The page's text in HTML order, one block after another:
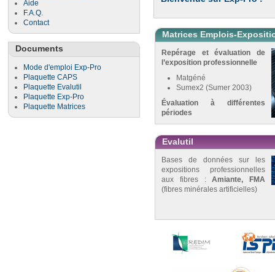
Aide
F.A.Q.
Contact
Documents
Mode d'emploi Exp-Pro
Plaquette CAPS
Plaquette Evalutil
Plaquette Exp-Pro
Plaquette Matrices
Matrices Emplois-
Repérage et évaluation de
l’exposition professionnelle
Matgéné
Sumex2 (Sumer 2003)
Évaluation à différentes
périodes
Evalutil
Bases de données sur les
expositions professionnelles
aux fibres :Amiante, FMA
(fibres minérales artificielles)